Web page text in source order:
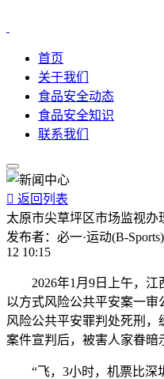
首页
关于我们
食品安全动态
食品安全知识
联系我们
 返回列表
太原市尖草坪区市场监视办
发布者： 必一·运动(B-Sports)
12 10:15
2026年1月9日上午，江
以方式风险公共平安案一
风险公共平安罪判处死刑，
案件宣判后，被害人家眷暗
“飞，3小时，机票比深